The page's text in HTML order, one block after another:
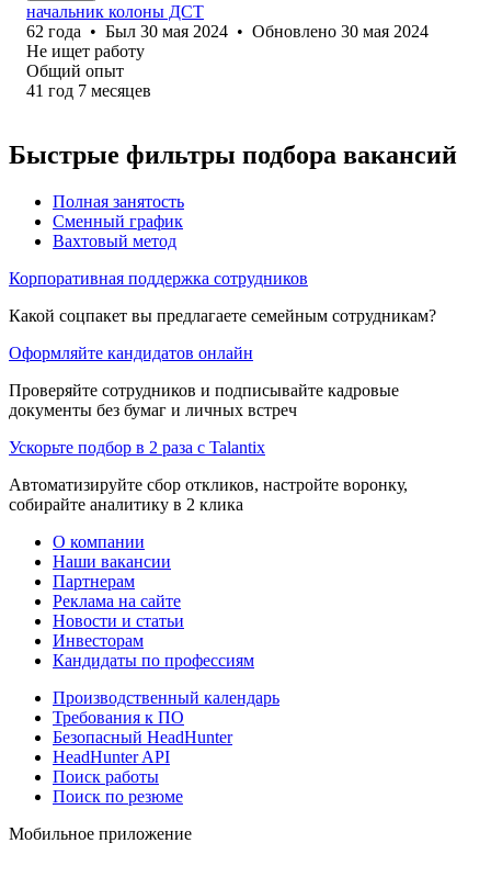
начальник колоны ДСТ
62 года • Был 30 мая 2024 • Обновлено 30 мая 2024
Не ищет работу
Общий опыт
41 год 7 месяцев
Быстрые фильтры подбора вакансий
Полная занятость
Сменный график
Вахтовый метод
Корпоративная поддержка сотрудников
Какой соцпакет вы предлагаете семейным сотрудникам?
Оформляйте кандидатов онлайн
Проверяйте сотрудников и подписывайте кадровые
документы без бумаг и личных встреч
Ускорьте подбор в 2 раза с Talantix
Автоматизируйте сбор откликов, настройте воронку,
собирайте аналитику в 2 клика
О компании
Наши вакансии
Партнерам
Реклама на сайте
Новости и статьи
Инвесторам
Кандидаты по профессиям
Производственный календарь
Требования к ПО
Безопасный HeadHunter
HeadHunter API
Поиск работы
Поиск по резюме
Мобильное приложение